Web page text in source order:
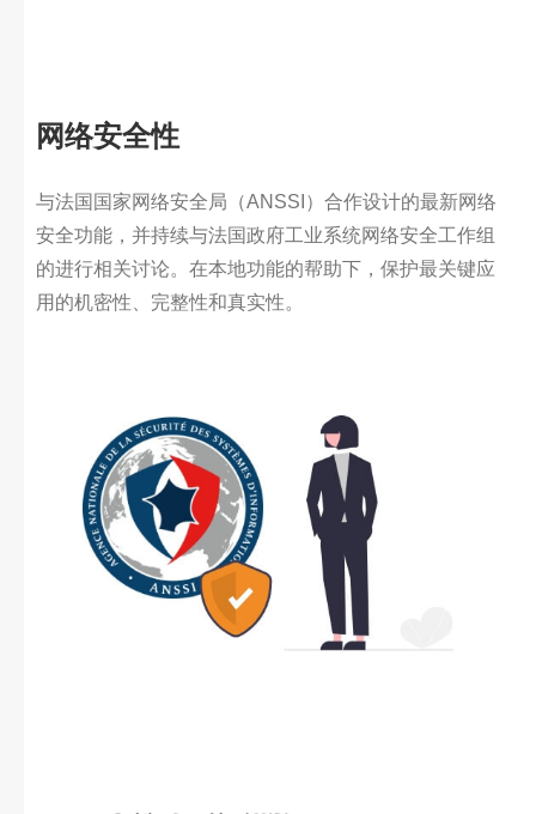
网络安全性
与法国国家网络安全局（ANSSI）合作设计的最新网络
安全功能，并持续与法国政府工业系统网络安全工作组
的进行相关讨论。在本地功能的帮助下，保护最关键应
用的机密性、完整性和真实性。